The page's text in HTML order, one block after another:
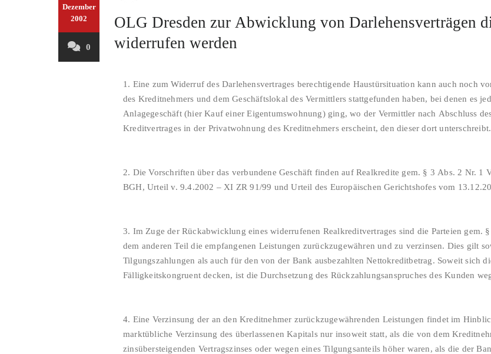
Dezember
2002
0
OLG Dresden zur Abwicklung von Darlehensverträgen
widerrufen werden
1. Eine zum Widerruf des Darlehensvertrages berechtigende Haustürsituation kann auch noch
des Kreditnehmers und dem Geschäftslokal des Vermittlers stattgefunden haben, bei denen es
Anlagegeschäft (hier Kauf einer Eigentumswohnung) ging, wo der Vermittler nach Abschluss
Kreditvertrages in der Privatwohnung des Kreditnehmers erscheint, den dieser dort unterschreibt.
2. Die Vorschriften über das verbundene Geschäft finden auf Realkredite gem. § 3 Abs. 2 Nr.
BGH, Urteil v. 9.4.2002 – XI ZR 91/99 und Urteil des Europäischen Gerichtshofes vom
3. Im Zuge der Rückabwicklung eines widerrufenen Realkreditvertrages sind die Parteien
dem anderen Teil die empfangenen Leistungen zurückzugewähren und zu verzinsen. Dies gilt
Tilgungszahlungen als auch für den von der Bank ausbezahlten Nettokreditbetrag. Soweit sich
Fälligkeitskongruent decken, ist die Durchsetzung des Rückzahlungsanspruches des Kunden
4. Eine Verzinsung der an den Kreditnehmer zurückzugewährenden Leistungen findet im
marktübliche Verzinsung des überlassenen Kapitals nur insoweit statt, als die von dem
zinsübersteigenden Vertragszinses oder wegen eines Tilgungsanteils höher waren, als die der